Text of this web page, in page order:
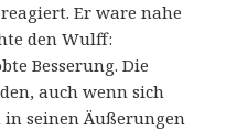
Er ware nahe
den Wulff:
Besserung. Die
auch wenn sich
seinen Äußerungen